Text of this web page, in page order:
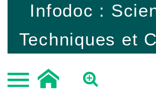
Infodoc :
Techniques et